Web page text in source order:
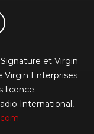
et Virgin
Virgin Enterprises
licence.
International,